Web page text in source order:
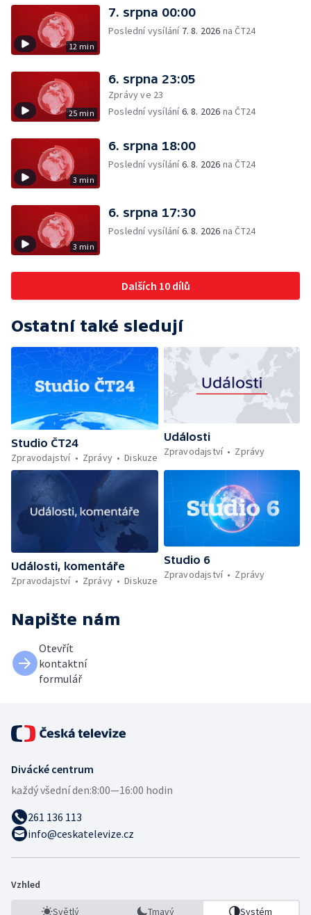
12 min
7. srpna 00:00
Poslední vysílání 7. 8. 2026 na ČT24
25 min
6. srpna 23:05
Zprávy ve 23
Poslední vysílání6. 8. 2026 na ČT24
3 min
6. srpna 18:00
Poslední vysílání6. 8. 2026 na ČT24
3 min
6. srpna 17:30
Poslední vysílání6. 8. 2026 na ČT24
Dalších 10 dílů
Ostatní také sledují
Studio ČT24
Zpravodajství
Zprávy Diskuze
Události
Zpravodajství
Zprávy
Události, komentáře
Zpravodajství
Zprávy Diskuze
Studio 6
Zpravodajství
Zprávy
Napište nám
Otevřít
kontaktní
formulář
Divácké centrum
každý všední den:8:00—16:00 hodin
261 136 113
info@ceskatelevize.cz
Vzhled
Světlý Tmavý Systém